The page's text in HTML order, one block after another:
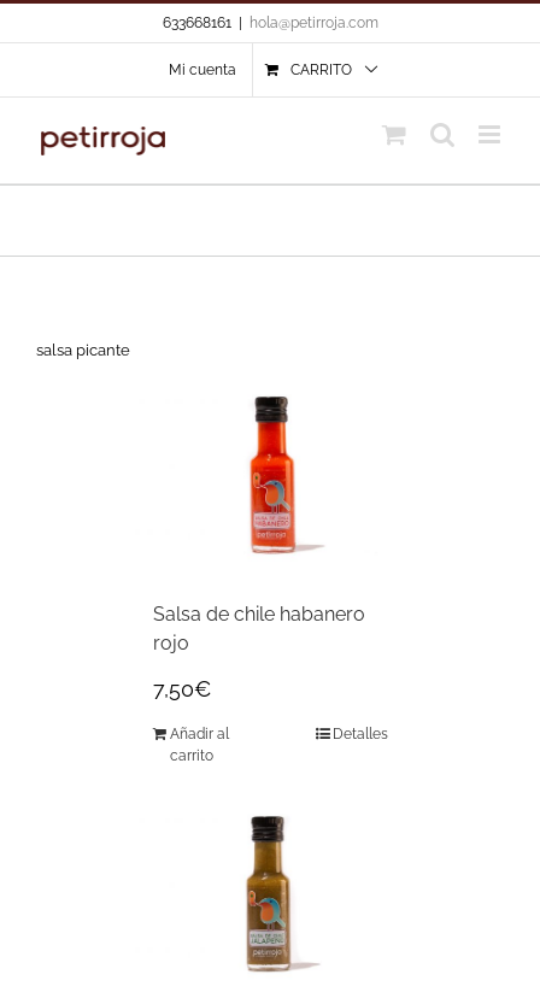
633668161 hola@petirroja.com
Mi cuenta CARRITO
salsa picante
Salsa de chile habanero
rojo
7,50€
Añadir al
carrito
Detalles